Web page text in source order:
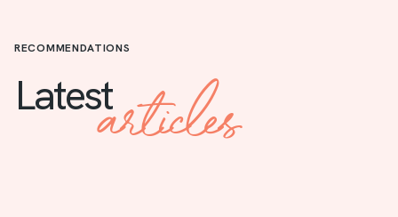
RECOMMENDATIONS
Latestarticles